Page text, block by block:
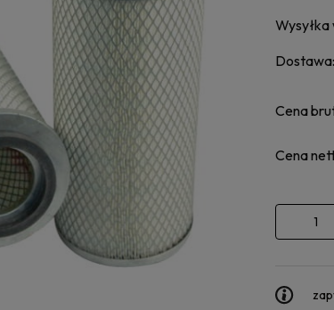
Wysyłka
Dostawa:
Cena
Cena